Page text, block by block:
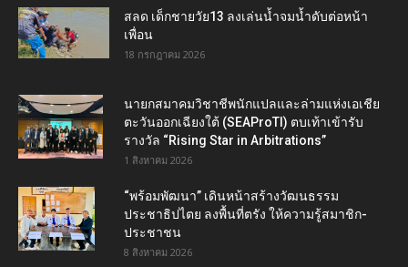
สลด เด็กชายวัย13 ลงเล่นน้ำจมน้ำดับต่อหน้า
เพื่อน
18 กรกฎาคม 2026
นายกสมาคมวิชาชีพนักแปลและล่ามแห่งเอเชีย
ตะวันออกเฉียงใต้ (SEAProTI) ตบเท้าเข้ารับ
รางวัล “Rising Star in Arbitrations”
1 สิงหาคม 2026
“พร้อมพัฒนา” เดินหน้าสร้างวัฒนธรรม
ประชาธิปไตย ลงพื้นที่ตรัง ให้ความรู้สมาชิก-
ประชาชน
8 สิงหาคม 2026